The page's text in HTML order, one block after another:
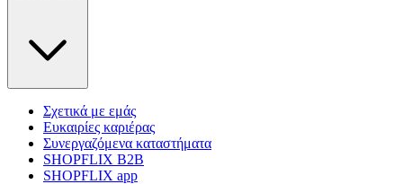
Σχετικά με εμάς
Ευκαιρίες καριέρας
Συνεργαζόμενα καταστήματα
SHOPFLIX B2B
SHOPFLIX app